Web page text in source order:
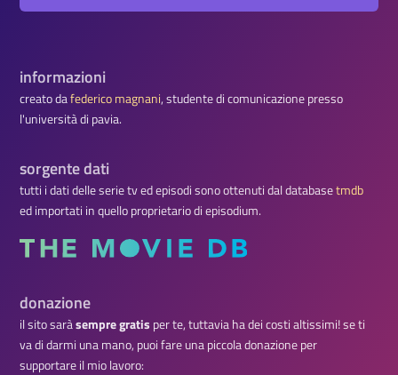
informazioni
creato dafederico magnani, studente di comunicazione presso
l'università di pavia.
sorgente dati
tutti i dati delle serie tv ed episodi sono ottenuti dal databasetmdb
ed importati in quello proprietario di episodium.
donazione
il sito saràsempre gratis per te, tuttavia ha dei costi altissimi! se ti
va di darmi una mano, puoi fare una piccola donazione per
supportare il mio lavoro: